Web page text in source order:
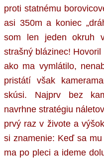
proti statnému
asi 350m a koniec
som len jeden okruh
strašný blázinec!
ako ma vymlátilo,
pristátí však
skúsi. Najprv bez
navrhne stratégiu
prvý raz v živote a
si znamenie: Keď sa
ma po pleci a ideme